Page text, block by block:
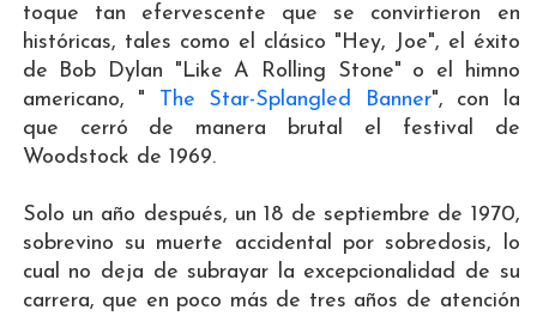
toque tan efervescente que se convirtieron en
históricas, tales como el clásico "Hey, Joe", el éxito
de Bob Dylan "Like A Rolling Stone" o el himno
americano, " The Star-Splangled Banner", con la
que cerró de manera brutal el festival de
Woodstock de 1969.
Solo un año después, un 18 de septiembre de 1970,
sobrevino su muerte accidental por sobredosis, lo
cual no deja de subrayar la excepcionalidad de su
carrera, que en poco más de tres años de atención